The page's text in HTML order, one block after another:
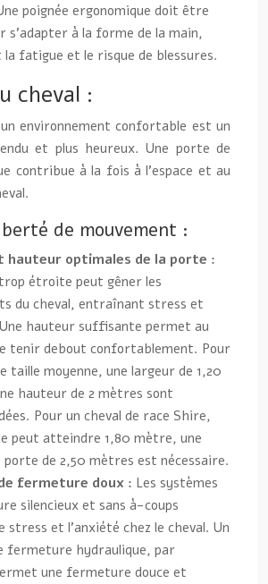
poignée ergonomique doit être
s’adapter à la forme de la main,
fatigue et le risque de blessures.
cheval :
environnement confortable est un
et plus heureux. Une porte de
contribue à la fois à l’espace et au
de mouvement :
hauteur optimales de la porte :
étroite peut gêner les
du cheval, entraînant stress et
hauteur suffisante permet au
tenir debout confortablement. Pour
taille moyenne, une largeur de 1,20
hauteur de 2 mètres sont
Pour un cheval de race Shire,
peut atteindre 1,80 mètre, une
de 2,50 mètres est nécessaire.
fermeture doux : Les systèmes
silencieux et sans à-coups
stress et l’anxiété chez le cheval. Un
fermeture hydraulique, par
une fermeture douce et